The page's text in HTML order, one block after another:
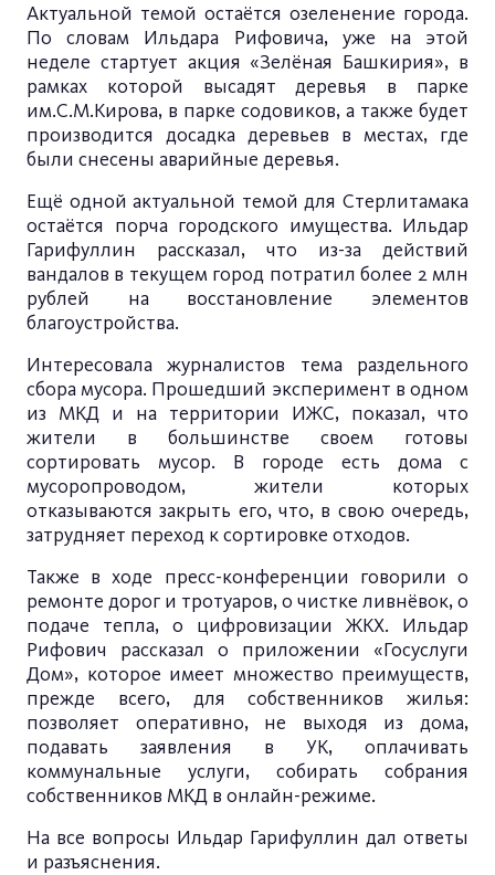
Актуальной темой остаётся озеленение города.
По словам Ильдара Рифовича, уже на этой
неделе стартует акция «Зелёная Башкирия», в
рамках которой высадят деревья в парке
им.С.М.Кирова, в парке содовиков, а также будет
производится досадка деревьев в местах, где
были снесены аварийные деревья.
Ещё одной актуальной темой для Стерлитамака
остаётся порча городского имущества. Ильдар
Гарифуллин рассказал, что из-за действий
вандалов в текущем город потратил более 2 млн
рублей на восстановление элементов
благоустройства.
Интересовала журналистов тема раздельного
сбора мусора. Прошедший эксперимент в одном
из МКД и на территории ИЖС, показал, что
жители в большинстве своем готовы
сортировать мусор. В городе есть дома с
мусоропроводом, жители которых
отказываются закрыть его, что, в свою очередь,
затрудняет переход к сортировке отходов.
Также в ходе пресс-конференции говорили о
ремонте дорог и тротуаров, о чистке ливнёвок, о
подаче тепла, о цифровизации ЖКХ. Ильдар
Рифович рассказал о приложении «Госуслуги
Дом», которое имеет множество преимуществ,
прежде всего, для собственников жилья:
позволяет оперативно, не выходя из дома,
подавать заявления в УК, оплачивать
коммунальные услуги, собирать собрания
собственников МКД в онлайн-режиме.
На все вопросы Ильдар Гарифуллин дал ответы
и разъяснения.